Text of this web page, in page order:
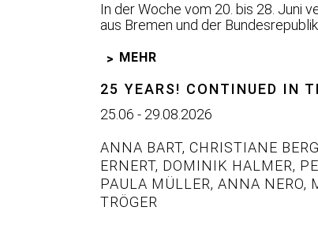
In der Woche vom 20. bis 28. Juni
aus Bremen und der
MEHR
25 YEARS! CONTINUED IN
25.06 - 29.08.2026
ANNA BART, CHRISTIANE
ERNERT, DOMINIK HALMER,
PAULA MÜLLER, ANNA NERO,
TRÖGER